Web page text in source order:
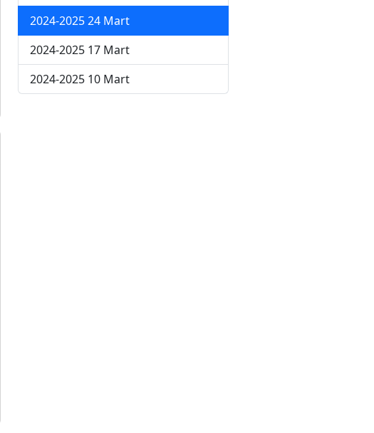
2024-2025 24 Mart
2024-2025 17 Mart
2024-2025 10 Mart